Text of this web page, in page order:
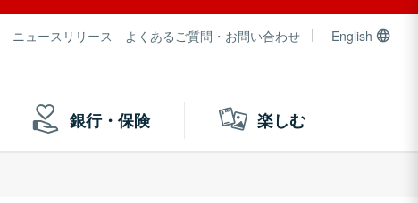
ニュースリリース よくあるご質問・お問い合わせ English
銀行・保険 楽しむ